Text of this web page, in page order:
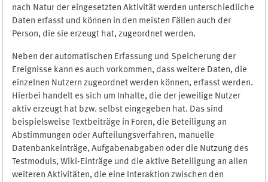
nach Natur der eingesetzten Aktivität werden unterschiedliche
Daten erfasst und können in den meisten Fällen auch der
Person, die sie erzeugt hat, zugeordnet werden.
Neben der automatischen Erfassung und Speicherung der
Ereignisse kann es auch vorkommen, dass weitere Daten, die
einzelnen Nutzern zugeordnet werden können, erfasst werden.
Hierbei handelt es sich um Inhalte, die der jeweilige Nutzer
aktiv erzeugt hat bzw. selbst eingegeben hat. Das sind
beispielsweise Textbeiträge in Foren, die Beteiligung an
Abstimmungen oder Aufteilungsverfahren, manuelle
Datenbankeinträge, Aufgabenabgaben oder die Nutzung des
Testmoduls, Wiki-Einträge und die aktive Beteiligung an allen
weiteren Aktivitäten, die eine Interaktion zwischen den